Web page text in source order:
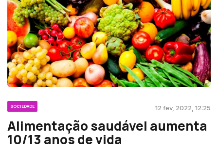
SOCIEDADE 12 fev, 2022, 12:25
Alimentação saudável aumenta
10/13 anos de vida